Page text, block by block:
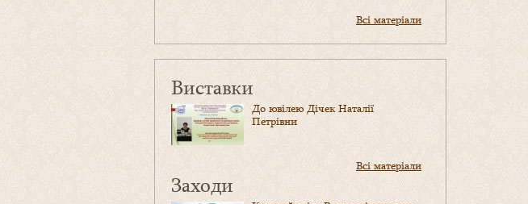
Всі матеріали
Виставки
До ювілею Дічек Наталії
Петрівни
Всі матеріали
Заходи